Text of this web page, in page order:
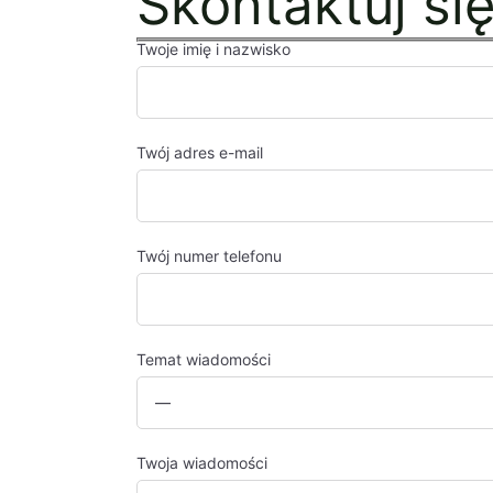
Twoje imię i nazwisko
Twój adres e-mail
Twój numer telefonu
Temat wiadomości
Twoja wiadomości